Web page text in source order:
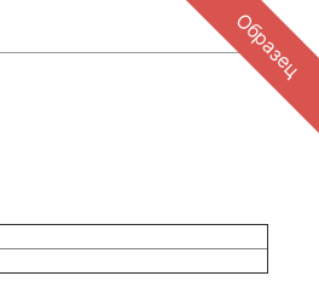
Образец